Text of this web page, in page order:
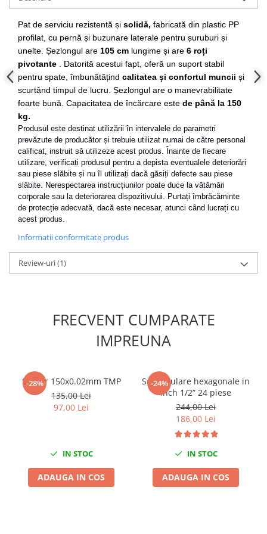
Scule fixare distributie
Alfa romeo
Audi
Bmw
Chevrolet
Chrysler
Citroen
Dacia
Fiat
Ford
Jaguar
Jeep
Lancia
Land Rover
Mercedes
Saab
Seat
Volkswagen
Volvo
Scule pentru tinichigerie
Pat de serviciu rezistentă și solidă, fabricată din plastic PP
profilat, cu pernă și buzunare laterale pentru șuruburi și
unelte. Șezlongul are 105 cm lungime și are 6 roți
pivotante . Datorită acestui fapt, oferă un suport stabil
pentru spate, îmbunătățind calitatea și confortul muncii și
scurtând timpul de lucru. Șezlongul are o manevrabilitate
foarte bună. Capacitatea de încărcare este de până la 150
kg.
Produsul este destinat utilizării în intervalele de parametri
prevăzute de producător și trebuie utilizat numai de către personal
calificat, instruit să utilizeze acest produs. Înainte de fiecare
utilizare, verificați produsul pentru a depista eventualele deteriorări
sau piese slăbite și nu îl utilizați dacă găsiți defecte sau piese
slăbite. Nerespectarea instrucțiunilor poate duce la vătămări
corporale sau la deteriorarea dispozitivului. Purtați îmbrăcăminte
de protecție adecvată, dacă este necesar, atunci când lucrați cu
acest produs.
Informatii conformitate produs
Review-uri(1)
FRECVENT CUMPARATE
IMPREUNA
-28%
Subler 150х0.02mm TMP
135,00 Lei
97,00 Lei
IN STOC
ADAUGA IN COS
-24%
Set tubulare hexagonale in
inch 1/2” 24 piese
244,00 Lei
186,00 Lei
IN STOC
ADAUGA IN COS